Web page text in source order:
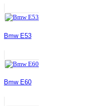
Bmw E53
Bmw E60